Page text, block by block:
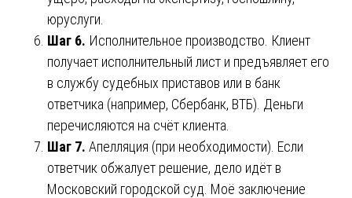
юруслуги.
Шаг 6. Исполнительное производство. Клиент
получает исполнительный лист и предъявляет его
в службу судебных приставов или в банк
ответчика (например, Сбербанк, ВТБ). Деньги
перечисляются на счёт клиента.
Шаг 7. Апелляция (при необходимости). Если
ответчик обжалует решение, дело идёт в
Московский городской суд. Моё заключение